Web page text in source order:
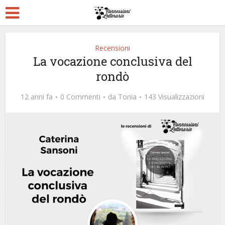
Recensioni
La vocazione conclusiva del
rondò
12 anni fa 0 Commenti da Tonia 143 Visualizzazioni